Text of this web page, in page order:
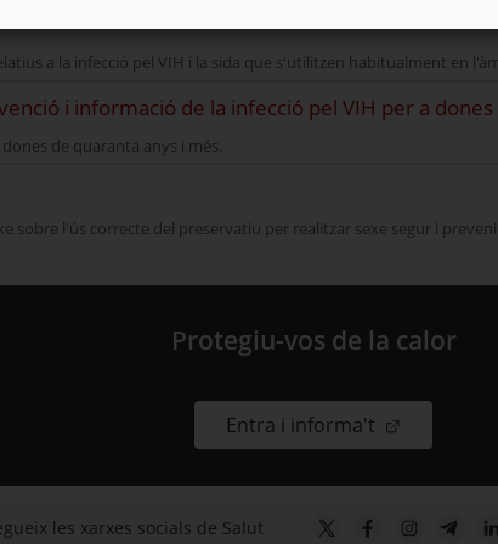
a la infecció pel VIH i la sida que s'utilitzen habitualment en
i informació de la infecció pel VIH per a
de quaranta anys i més.
sobre l'ús correcte del preservatiu per realitzar sexe segur i
Protegiu-vos de la calor
Entra i informa't . Obre en
les xarxes socials de Salut